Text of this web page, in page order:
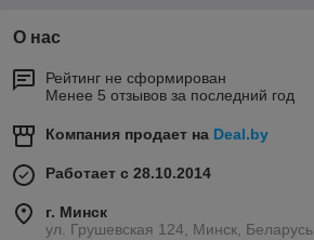
О нас
Рейтинг не сформирован
Менее 5 отзывов за последний год
Компания продает на Deal.by
Работает с 28.10.2014
г. Минск
ул. Грушевская 124, Минск, Беларусь